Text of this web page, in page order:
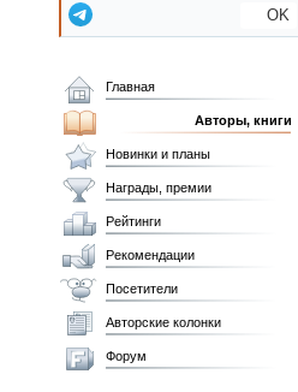
OK
Главная
Авторы, книги
Новинки и планы
Награды, премии
Рейтинги
Рекомендации
Посетители
Авторские колонки
Форум